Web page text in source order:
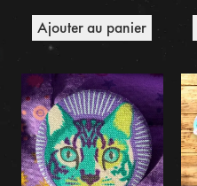
Ajouter au panier